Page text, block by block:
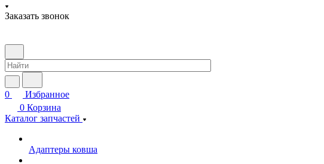
Заказать звонок
0
Избранное
0 Корзина
Каталог запчастей
Адаптеры ковша